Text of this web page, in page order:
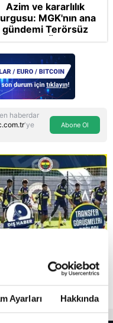
Ayarları Hakkında
Azim ve kararlılık
MGK'nın ana
gündemi Terörsüz
FETÖ tamamen
bertaraf edilecek
haberdar
'ye
Abone Ol